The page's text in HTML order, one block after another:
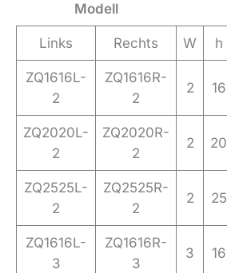
Modell
Links Rechts W h
ZQ1616L-
2
ZQ1616R-
2
2 16
ZQ2020L-
2
ZQ2020R-
2
2 20
ZQ2525L-
2
ZQ2525R-
2
2 25
ZQ1616L-
3
ZQ1616R-
3
3 16